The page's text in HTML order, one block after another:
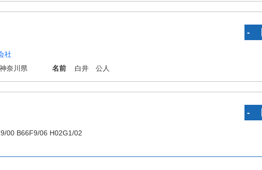
社
神奈川県 名前 白井 公人
00 B66F9/06 H02G1/02